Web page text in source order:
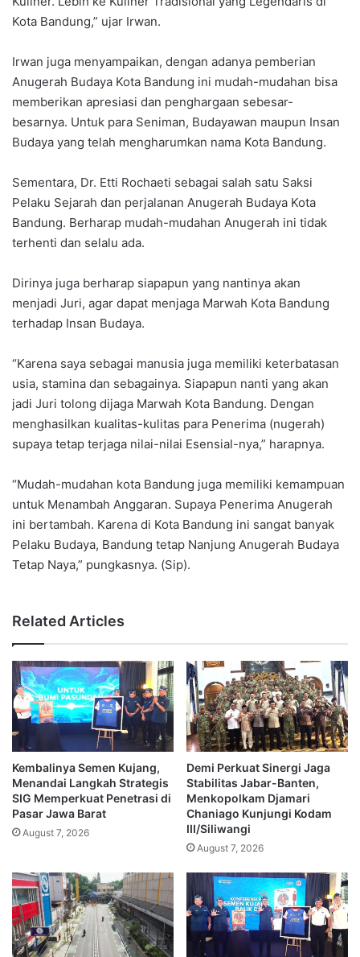
Kota Bandung,” ujar Irwan.
Irwan juga menyampaikan, dengan adanya pemberian
Anugerah Budaya Kota Bandung ini mudah-mudahan bisa
memberikan apresiasi dan penghargaan sebesar-
besarnya. Untuk para Seniman, Budayawan maupun Insan
Budaya yang telah mengharumkan nama Kota Bandung.
Sementara, Dr. Etti Rochaeti sebagai salah satu Saksi
Pelaku Sejarah dan perjalanan Anugerah Budaya Kota
Bandung. Berharap mudah-mudahan Anugerah ini tidak
terhenti dan selalu ada.
Dirinya juga berharap siapapun yang nantinya akan
menjadi Juri, agar dapat menjaga Marwah Kota Bandung
terhadap Insan Budaya.
“Karena saya sebagai manusia juga memiliki keterbatasan
usia, stamina dan sebagainya. Siapapun nanti yang akan
jadi Juri tolong dijaga Marwah Kota Bandung. Dengan
menghasilkan kualitas-kulitas para Penerima (nugerah)
supaya tetap terjaga nilai-nilai Esensial-nya,” harapnya.
“Mudah-mudahan kota Bandung juga memiliki kemampuan
untuk Menambah Anggaran. Supaya Penerima Anugerah
ini bertambah. Karena di Kota Bandung ini sangat banyak
Pelaku Budaya, Bandung tetap Nanjung Anugerah Budaya
Tetap Naya,” pungkasnya. (Sip).
Related Articles
Kembalinya Semen Kujang,
Menandai Langkah Strategis
SIG Memperkuat Penetrasi di
Pasar Jawa Barat
August 7, 2026
Demi Perkuat Sinergi Jaga
Stabilitas Jabar-Banten,
Menkopolkam Djamari
Chaniago Kunjungi Kodam
III/Siliwangi
August 7, 2026